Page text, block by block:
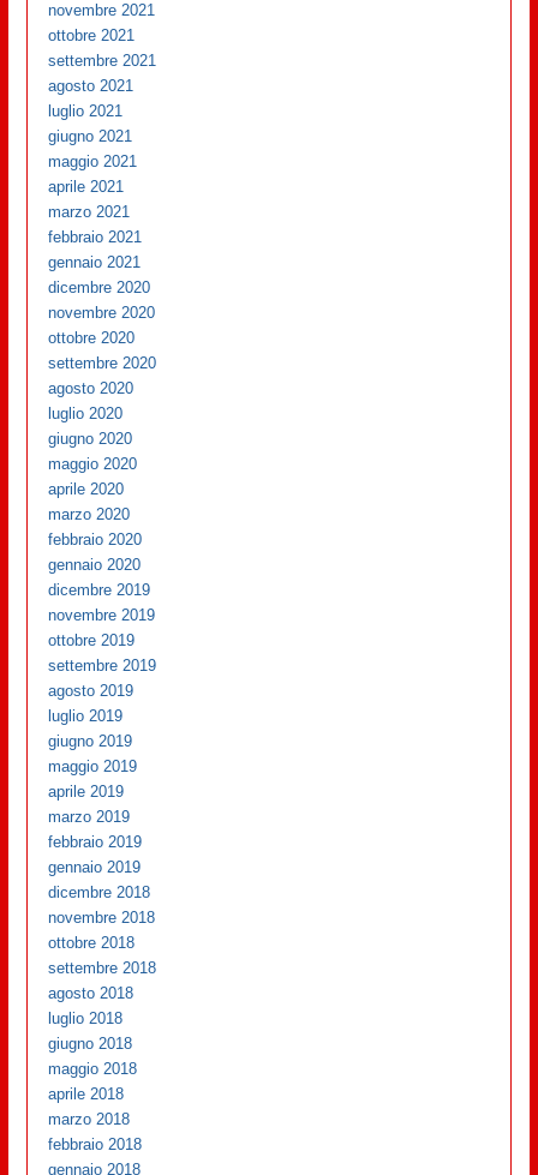
novembre 2021
ottobre 2021
settembre 2021
agosto 2021
luglio 2021
giugno 2021
maggio 2021
aprile 2021
marzo 2021
febbraio 2021
gennaio 2021
dicembre 2020
novembre 2020
ottobre 2020
settembre 2020
agosto 2020
luglio 2020
giugno 2020
maggio 2020
aprile 2020
marzo 2020
febbraio 2020
gennaio 2020
dicembre 2019
novembre 2019
ottobre 2019
settembre 2019
agosto 2019
luglio 2019
giugno 2019
maggio 2019
aprile 2019
marzo 2019
febbraio 2019
gennaio 2019
dicembre 2018
novembre 2018
ottobre 2018
settembre 2018
agosto 2018
luglio 2018
giugno 2018
maggio 2018
aprile 2018
marzo 2018
febbraio 2018
gennaio 2018